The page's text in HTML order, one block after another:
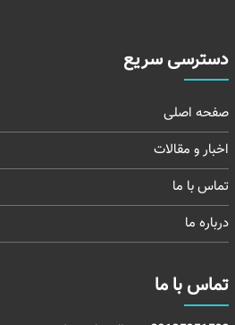
دسترسی سریع
صفحه اصلی
اخبار و مقالات
تماس با ما
درباره ما
تماس با ما